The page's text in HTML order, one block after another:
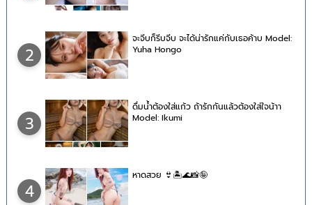
2
จะจีบก็รีบจีบ จะได้น่ารักแค่กับเธอค้าบ Model:
Yuha Hongo
3
ดื่มน้ำต้องใส่แก้ว ถ้ารักกันแล้วต้องใส่ใจน้าา
Model: Ikumi
4
หาดสวย 👙🏝🌊📸🤪